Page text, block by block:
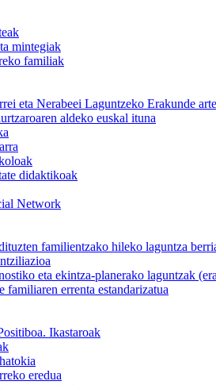
mintegiak
familiak
eta Nerabeei Laguntzeko Erakunde
aldeko euskal ituna
didaktikoak
Network
familientzako hileko laguntza
eta ekintza-planerako laguntzak
familiaren errenta estandarizatua
Ikastaroak
eredua